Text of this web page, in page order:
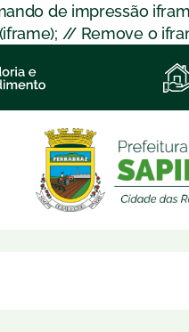
de impressão
// Remove o